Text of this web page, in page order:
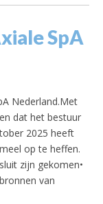
SpA
Nederland.Met
dat het bestuur
2025 heeft
op te heffen.
zijn gekomen•
van